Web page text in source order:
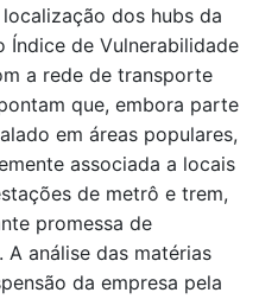
dos hubs da
Índice de Vulnerabilidade
a rede de transporte
que, embora parte
em áreas populares,
associada a locais
de metrô e trem,
promessa de
análise das matérias
da empresa pela